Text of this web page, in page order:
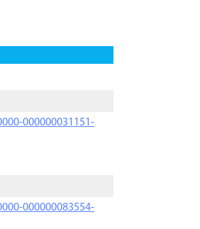
000000031151-
000000083554-